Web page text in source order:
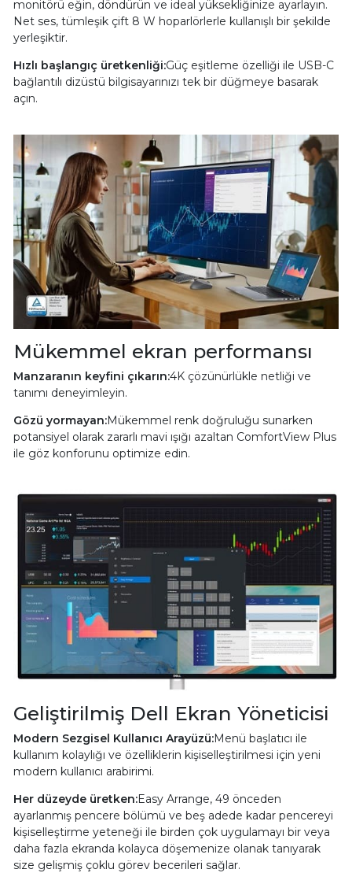
monitörü eğin, döndürün ve ideal yüksekliğinize ayarlayın.
Net ses, tümleşik çift 8 W hoparlörlerle kullanışlı bir şekilde
yerleşiktir.
Hızlı başlangıç üretkenliği:Güç eşitleme özelliği ile USB-C
bağlantılı dizüstü bilgisayarınızı tek bir düğmeye basarak
açın.
Mükemmel ekran performansı
Manzaranın keyfini çıkarın:4K çözünürlükle netliği ve
tanımı deneyimleyin.
Gözü yormayan:Mükemmel renk doğruluğu sunarken
potansiyel olarak zararlı mavi ışığı azaltan ComfortView Plus
ile göz konforunu optimize edin.
Geliştirilmiş Dell Ekran Yöneticisi
Modern Sezgisel Kullanıcı Arayüzü:Menü başlatıcı ile
kullanım kolaylığı ve özelliklerin kişiselleştirilmesi için yeni
modern kullanıcı arabirimi.
Her düzeyde üretken:Easy Arrange, 49 önceden
ayarlanmış pencere bölümü ve beş adede kadar pencereyi
kişiselleştirme yeteneği ile birden çok uygulamayı bir veya
daha fazla ekranda kolayca döşemenize olanak tanıyarak
size gelişmiş çoklu görev becerileri sağlar.